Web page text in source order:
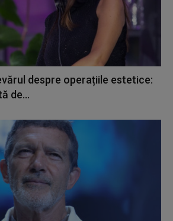
despre operațiile estetice:
de...